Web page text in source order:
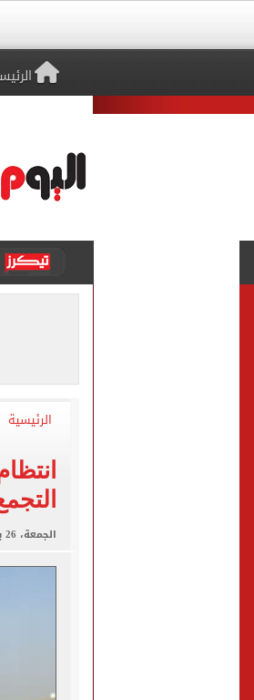
الرئيسية
الجمعة، 26 يونيو 2020 12:38 م